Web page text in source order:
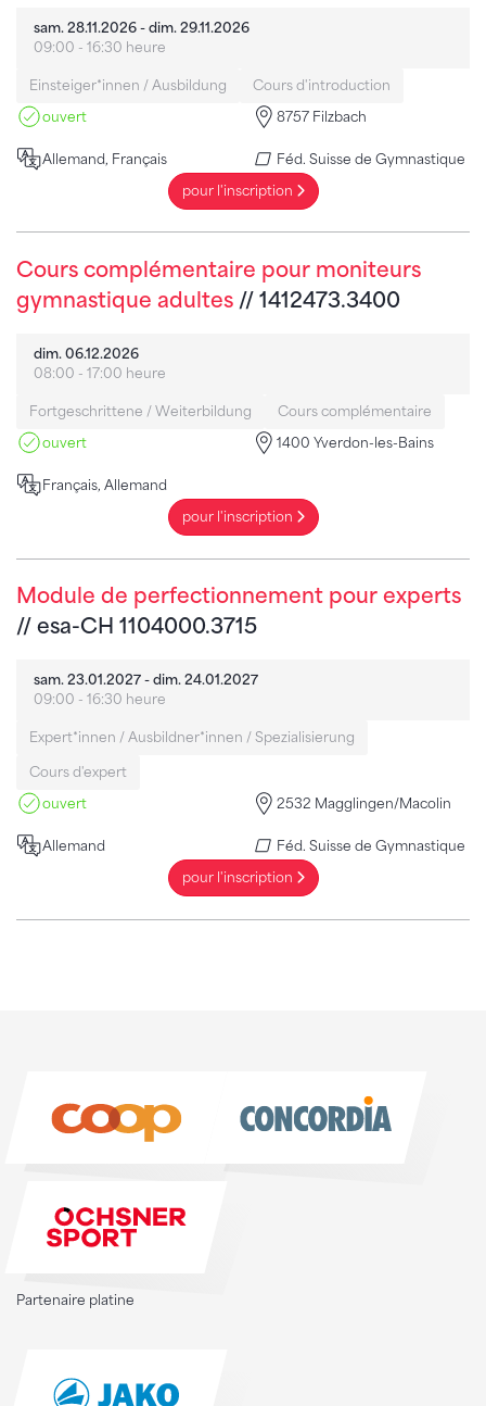
sam. 28.11.2026 - dim. 29.11.2026
09:00 - 16:30 heure
Einsteiger*innen / Ausbildung
Cours d'introduction
ouvert
8757 Filzbach
Allemand, Français
Féd. Suisse de Gymnastique
pour l'inscription
Cours complémentaire pour moniteurs
gymnastique adultes // 1412473.3400
dim. 06.12.2026
08:00 - 17:00 heure
Fortgeschrittene / Weiterbildung
Cours complémentaire
ouvert
1400 Yverdon-les-Bains
Français, Allemand
pour l'inscription
Module de perfectionnement pour experts
// esa-CH 1104000.3715
sam. 23.01.2027 - dim. 24.01.2027
09:00 - 16:30 heure
Expert*innen / Ausbildner*innen / Spezialisierung
Cours d'expert
ouvert
2532 Magglingen/Macolin
Allemand
Féd. Suisse de Gymnastique
pour l'inscription
Partenaire platine